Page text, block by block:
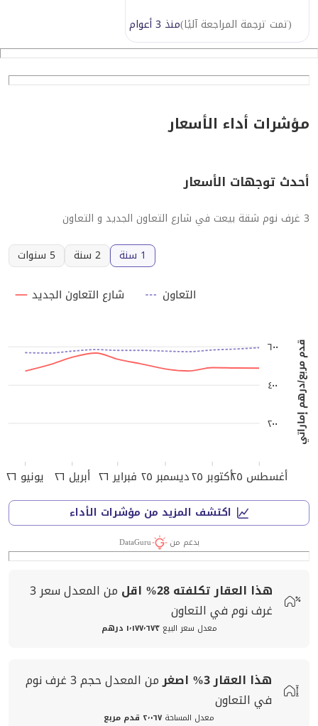
(تمت ترجمة المراجعة آليًا)منذ 3 أعوام
مؤشرات أداء الأسعار
أحدث توجهات الأسعار
3 غرف نوم شقة بيعت في شارع التعاون الجديد و التعاون
1 سنة
2 سنة 5 سنوات
أغسطس ٢٥ أكتوبر ٢٥ ديسمبر ٢٥ فبراير ٢٦ أبريل ٢٦ يونيو ٢٦
قدم مربع/درهم إماراتي ٢٠٠
٤٠٠
٦٠٠
شارع التعاون الجديد التعاون
اكتشف المزيد من مؤشرات الأداء
بدعم من DataGuru
هذا العقار تكلفته28% اقل من المعدلسعر3
غرف نوم في التعاون
معدل سعر البيع ١٬١٧٧٬٦٧٣ درهم
هذا العقار3% اصغرمن المعدلحجم 3 غرف نوم
في التعاون
معدل المساحة ٢٬٠٦٧ قدم مربع